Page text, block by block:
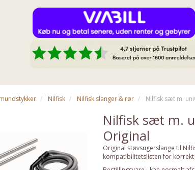
Nilfisk Nilfisk slanger & rør Nilfisk sæt m.
Nilfisk sæt m.
Original
Original støvsugerslange til
kompatibilitetslisten for